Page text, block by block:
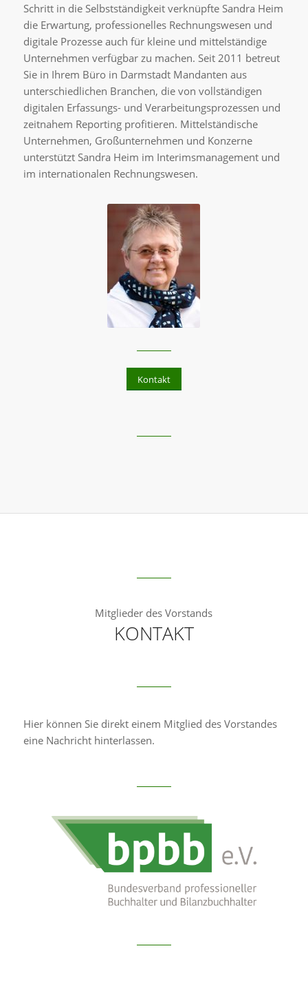
Schritt in die Selbstständigkeit verknüpfte Sandra Heim
die Erwartung, professionelles Rechnungswesen und
digitale Prozesse auch für kleine und mittelständige
Unternehmen verfügbar zu machen. Seit 2011 betreut
Sie in Ihrem Büro in Darmstadt Mandanten aus
unterschiedlichen Branchen, die von vollständigen
digitalen Erfassungs- und Verarbeitungsprozessen und
zeitnahem Reporting profitieren. Mittelständische
Unternehmen, Großunternehmen und Konzerne
unterstützt Sandra Heim im Interimsmanagement und
im internationalen Rechnungswesen.
Kontakt
Mitglieder des Vorstands
KONTAKT
Hier können Sie direkt einem Mitglied des Vorstandes
eine Nachricht hinterlassen.